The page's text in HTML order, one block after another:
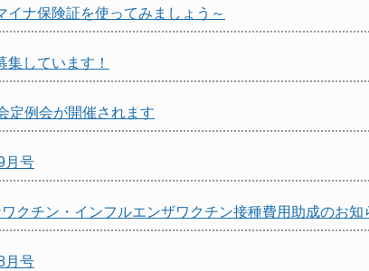
イナ保険証を使ってみましょう～
しています！
定例会が開催されます
月号
クチン・インフルエンザワクチン接種費用助成のお知
月号